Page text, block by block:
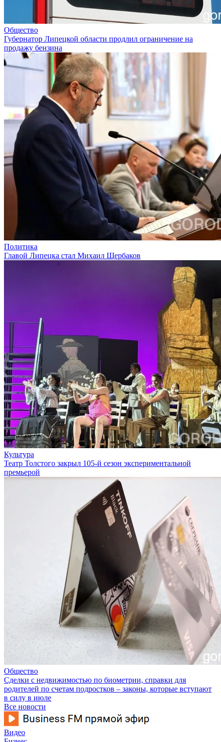
Общество
Губернатор Липецкой области продлил ограничение на
продажу бензина
Политика
Главой Липецка стал Михаил Щербаков
Культура
Театр Толстого закрыл 105-й сезон экспериментальной
премьерой
Общество
Сделки с недвижимостью по биометрии, справки для
родителей по счетам подростков – законы, которые вступают
в силу в июле
Все новости
Видео